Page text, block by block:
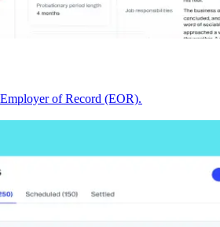
of Record (EOR).​​